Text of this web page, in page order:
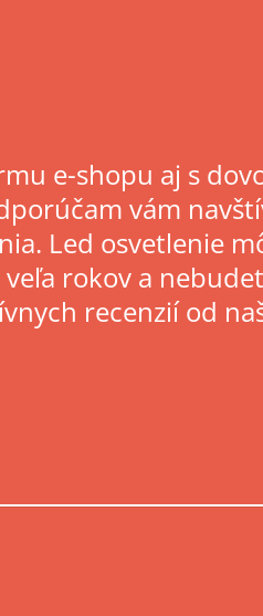
e-shopu aj s
vám
Led osvetlenie
rokov a
recenzií od